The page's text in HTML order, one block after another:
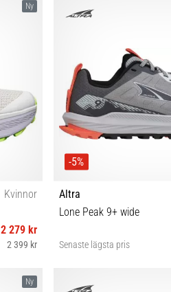
Ny
Kvinnor
2 279 kr
2 399 kr
-5%
Altra
Lone Peak 9+ wide
Senaste lägsta pris
Ny